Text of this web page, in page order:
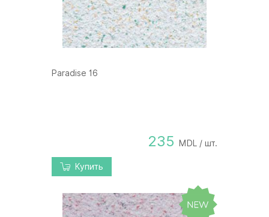
Paradise 16
235 MDL / шт.
Купить